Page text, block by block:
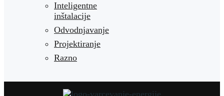
Inteligentne
inštalacije
Odvodnjavanje
Projektiranje
Razno